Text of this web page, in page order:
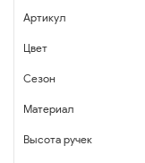
Артикул
Цвет
Сезон
Материал
Высота ручек